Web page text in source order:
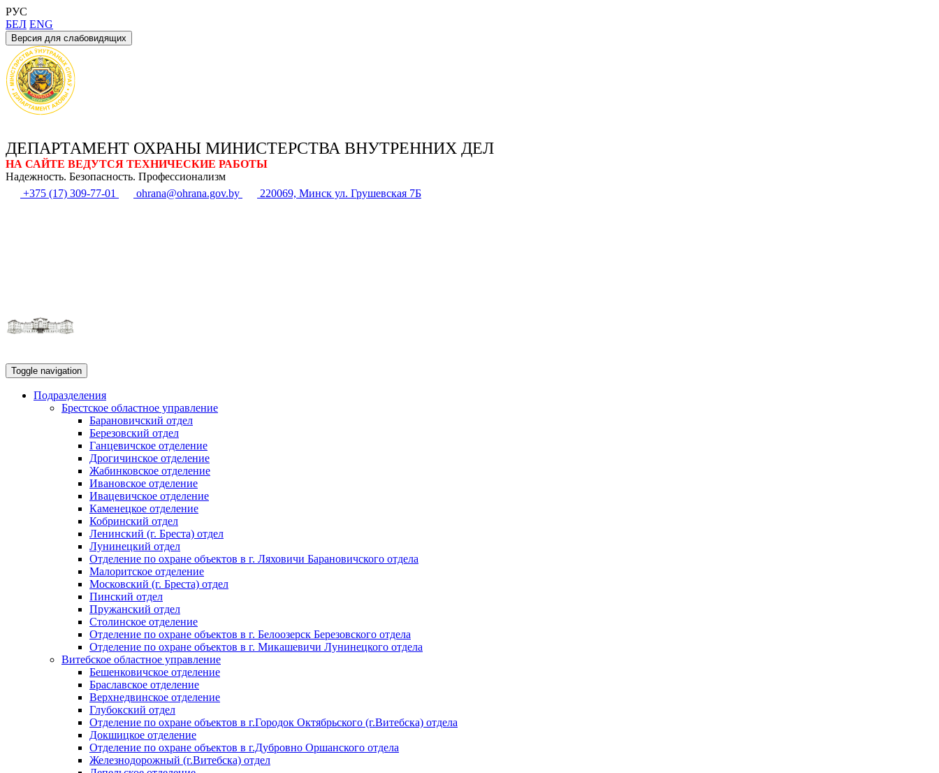
РУС
БЕЛ ENG
Версия для слабовидящих
ДЕПАРТАМЕНТ ОХРАНЫ МИНИСТЕРСТВА ВНУТРЕННИХ ДЕЛ
НА САЙТЕ ВЕДУТСЯ ТЕХНИЧЕСКИЕ РАБОТЫ
Надежность. Безопасность. Профессионализм
+375 (17) 309-77-01
ohrana@ohrana.gov.by 220069, Минск ул. Грушевская 7Б
Toggle navigation
Подразделения
Брестское областное управление
Барановичский отдел
Березовский отдел
Ганцевичское отделение
Дрогичинское отделение
Жабинковское отделение
Ивановское отделение
Ивацевичское отделение
Каменецкое отделение
Кобринский отдел
Ленинский (г. Бреста) отдел
Лунинецкий отдел
Отделение по охране объектов в г. Ляховичи Барановичского отдела
Малоритское отделение
Московский (г. Бреста) отдел
Пинский отдел
Пружанский отдел
Столинское отделение
Отделение по охране объектов в г. Белоозерск Березовского отдела
Отделение по охране объектов в г. Микашевичи Лунинецкого отдела
Витебское областное управление
Бешенковичское отделение
Браславское отделение
Верхнедвинское отделение
Глубокский отдел
Отделение по охране объектов в г.Городок Октябрьского (г.Витебска) отдела
Докшицкое отделение
Отделение по охране объектов в г.Дубровно Оршанского отдела
Железнодорожный (г.Витебска) отдел